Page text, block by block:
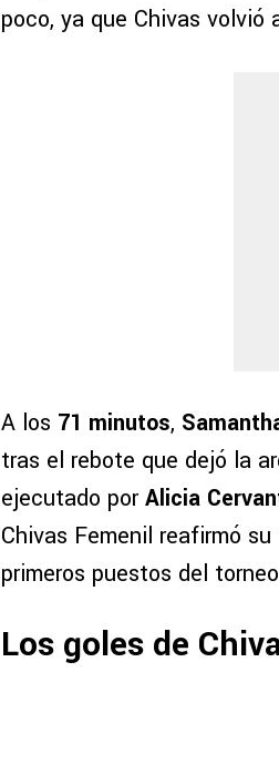
poco, ya que Chivas volvió
A los 71 minutos,
tras el rebote que dejó la
ejecutado porAlicia
Chivas Femenil reafirmó
primeros puestos del
Los goles de